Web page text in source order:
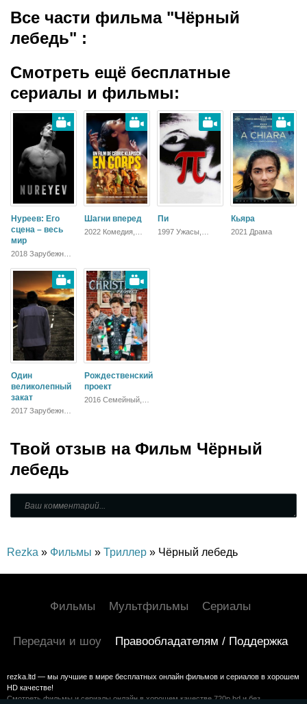
Все части фильма "Чёрный
лебедь" :
Смотреть ещё бесплатные
сериалы и фильмы:
Нуреев: Его
сцена – весь
мир
2018 Зарубежный,
Шагни вперед
2022 Комедия,
Пи
1997 Ужасы,
Кьяра
2021 Драма
Один
великолепный
закат
2017 Зарубежный,
Рождественский
проект
2016 Семейный,
Твой отзыв на Фильм Чёрный
лебедь
Rezka » Фильмы » Триллер » Чёрный лебедь
Фильмы Мультфильмы Сериалы
Передачи и шоу Правообладателям / Поддержка
rezka.ltd — мы лучшие в мире бесплатных онлайн фильмов и сериалов в хорошем
HD качестве!
Смотреть фильмы и сериалы онлайн в хорошем качестве 720p hd и без